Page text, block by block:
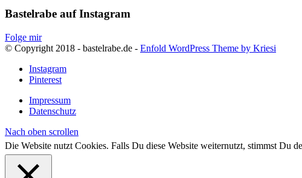
Bastelrabe auf Instagram
Folge mir
© Copyright 2018 - bastelrabe.de - Enfold WordPress Theme by Kriesi
Instagram
Pinterest
Impressum
Datenschutz
Nach oben scrollen
Die Website nutzt Cookies. Falls Du diese Website weiternutzt, stimmst Du